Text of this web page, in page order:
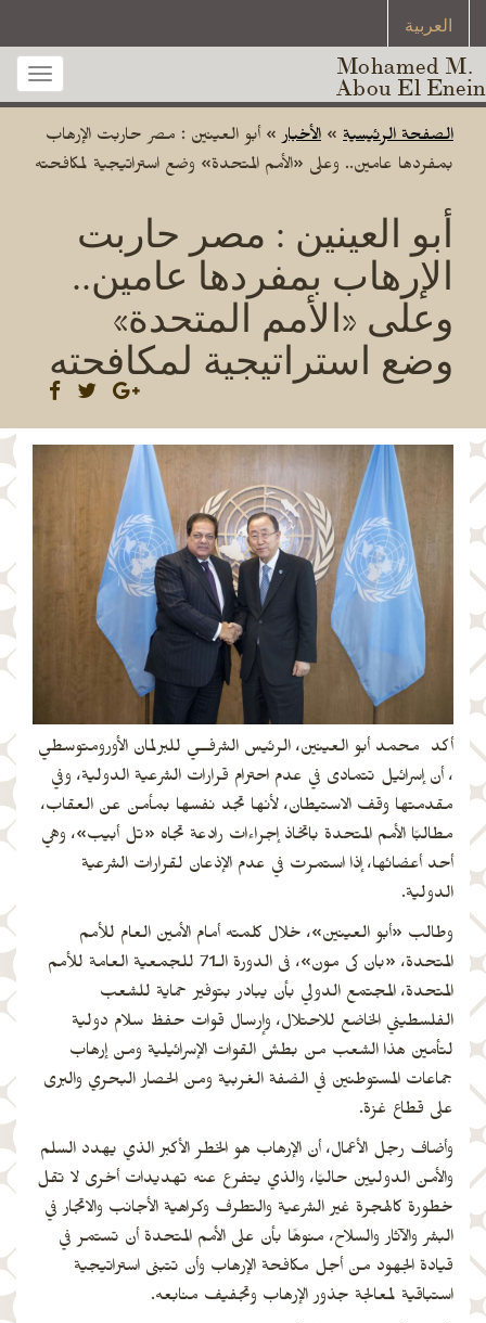
العربية
Mohamed M.
Abou El Enein
الصفحة الرئيسية » الأخبار» أبو العينين : مصر حاربت الإرهاب
بمفردها عامين.. وعلى «الأمم المتحدة» وضع استراتيجية لمكافحته
أبو العينين : مصر حاربت
الإرهاب بمفردها عامين..
وعلى «الأمم المتحدة»
وضع استراتيجية لمكافحته
أكد محمد أبو العينين، الرئيس الشرفــي للبرلمان الأورومتوسطي
، أن إسرائيل تتمادى في عدم احترام قرارات الشرعية الدولية، وفي
مقدمتها وقف الاستيطان، لأنها تجد نفسها بمأمن عن العقاب،
مطالبًا الأمم المتحدة باتخاذ إجراءات رادعة تجاه «تل أبيب»، وهي
أحد أعضائها، إذا استمرت في عدم الإذعان لقرارات الشرعية
الدولية.
وطالب «أبو العينين»، خلال كلمته أمام الأمين العام للأمم
المتحدة، «بان كى مون»، فى الدورة الـ71 للجمعية العامة للأمم
المتحدة، المجتمع الدولي بأن يبادر بتوفير حماية للشعب
الفلسطيني الخاضع للاحتلال، وإرسال قوات حفظ سلام دولية
لتأمين هذا الشعب من بطش القوات الإسرائيلية ومن إرهاب
جماعات المستوطنين في الضفة الغربية ومن الحصار البحري والبرى
على قطاع غزة.
وأضاف رجل الأعمال، أن الإرهاب هو الخطر الأكبر الذي يهدد السلم
والأمن الدوليين حاليًا، والذي يتفرع عنه تهديدات أخرى لا تقل
خطورة كالهجرة غير الشرعية والتطرف وكراهية الأجانب والاتجار في
البشر والآثار والسلاح، منوهًا بأن على الأمم المتحدة أن تستمر في
قيادة الجهود من أجل مكافحة الإرهاب وأن تتبنى استراتيجية
استباقية لمعالجة جذور الإرهاب وتجفيف منابعه.